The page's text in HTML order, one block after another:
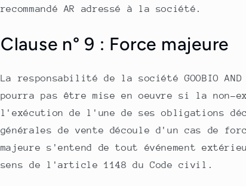
recommandé AR adressé à la société.
Clause n° 9 : Force majeure
La responsabilité de la sociétéGOOBIO
pourra pas être mise en oeuvre si la non-
l'exécution de l'une de ses obligations
générales de vente découle d'un cas de
majeure s'entend de tout événement
sens de l'article 1148 du Code civil.